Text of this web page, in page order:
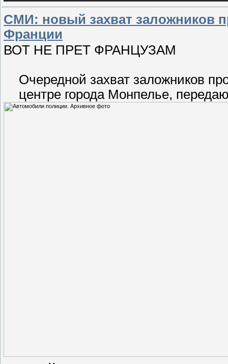
СМИ: новый захват заложников
Франции
ВОТ НЕ ПРЕТ ФРАНЦУЗАМ
Очередной захват заложников
центре города Монпелье,